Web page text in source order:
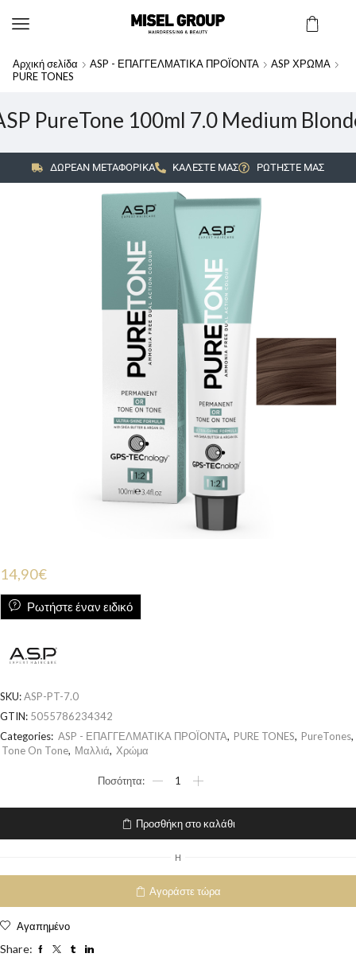
Αρχική σελίδα ASP - ΕΠΑΓΓΕΛΜΑΤΙΚΑ ΠΡΟΪΟΝΤΑ
ASP ΧΡΩΜΑ
PURE TONES
PureTone 100ml 7.0 Medium
ΔΩΡΕΑΝ ΜΕΤΑΦΟΡΙΚΑ ΚΑΛΕΣΤΕ ΜΑΣ ΡΩΤΗΣΤΕ ΜΑΣ
14,90€
Ρωτήστε έναν ειδικό
SKU:ASP-PT-7.0
GTIN: 5055786234342
Categories: ASP - ΕΠΑΓΓΕΛΜΑΤΙΚΑ ΠΡΟΪΟΝΤΑ, PURE TONES, PureTones,
Tone On Tone, Μαλλιά, Χρώμα
Προσθήκη στο καλάθι
H
Αγοράστε τώρα
Αγαπημένο
Share: